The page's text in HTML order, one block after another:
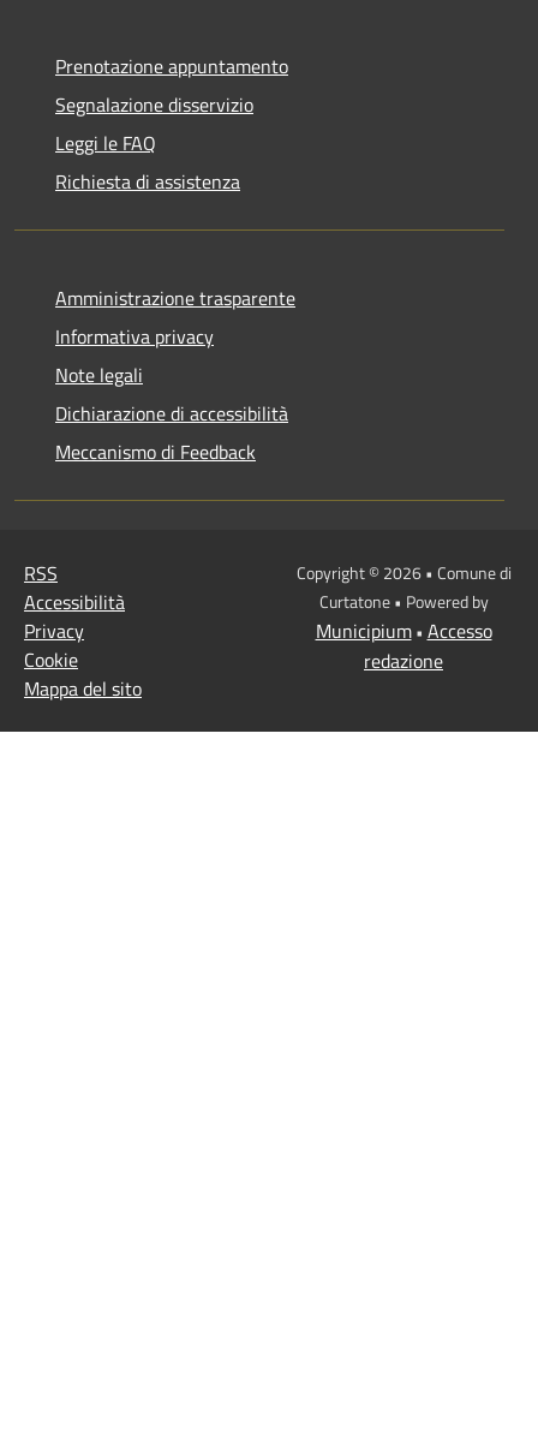
Prenotazione appuntamento
Segnalazione disservizio
Leggi le FAQ
Richiesta di assistenza
Amministrazione trasparente
Informativa privacy
Note legali
Dichiarazione di accessibilità
Meccanismo di Feedback
RSS
Accessibilità
Privacy
Cookie
Mappa del sito
Copyright © 2026 • Comune di
Curtatone • Powered by
Municipium• Accesso
redazione